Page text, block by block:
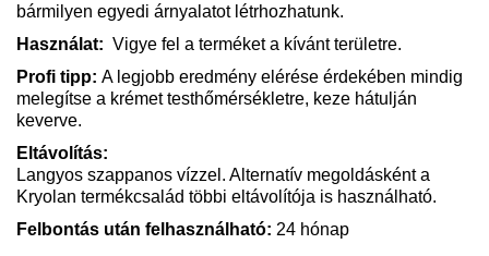
bármilyen egyedi árnyalatot létrhozhatunk.
Használat: Vigye fel a terméket a kívánt területre.
Profi tipp: A legjobb eredmény elérése érdekében mindig
melegítse a krémet testhőmérsékletre, keze hátulján
keverve.
Eltávolítás:
Langyos szappanos vízzel. Alternatív megoldásként a
Kryolan termékcsalád többi eltávolítója is használható.
Felbontás után felhasználható: 24 hónap